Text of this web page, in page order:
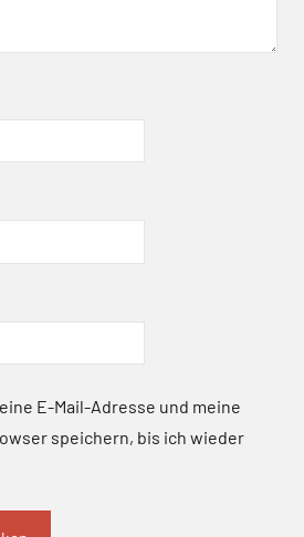
E-Mail-Adresse und meine
speichern, bis ich wieder